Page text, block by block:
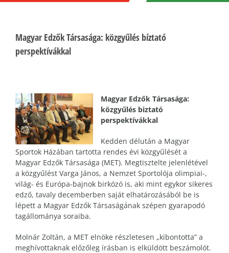
Magyar Edzők Társasága: közgyűlés bíztató
perspektívákkal
Magyar Edzők Társasága:
közgyűlés biztató
perspektívákkal
Kedden délután a Magyar
Sportok Házában tartotta rendes évi közgyűlését a
Magyar Edzők Társasága (MET). Megtisztelte jelenlétével
a közgyűlést Varga János, a Nemzet Sportolója olimpiai-,
világ- és Európa-bajnok birkózó is, aki mint egykor sikeres
edző, tavaly decemberben saját elhatározásából be is
lépett a Magyar Edzők Társaságának szépen gyarapodó
tagállománya soraiba.
Molnár Zoltán, a MET elnöke részletesen „kibontotta” a
meghívottaknak előzőleg írásban is elküldött beszámolót.